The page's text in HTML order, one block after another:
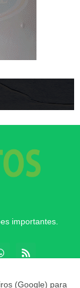
importantes.
(Google) para